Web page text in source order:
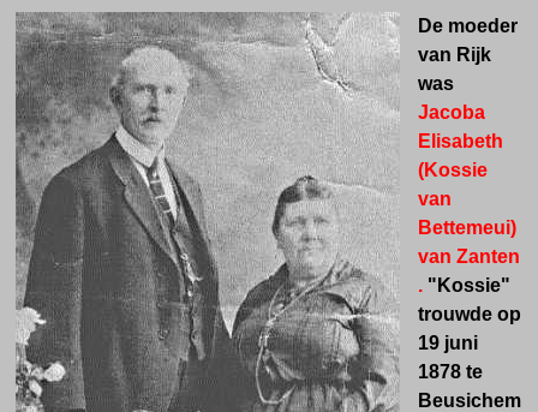
De moeder
van Rijk
was
Jacoba
Elisabeth
(Kossie
van
Bettemeui)
van Zanten
. "Kossie"
trouwde op
19 juni
1878 te
Beusichem